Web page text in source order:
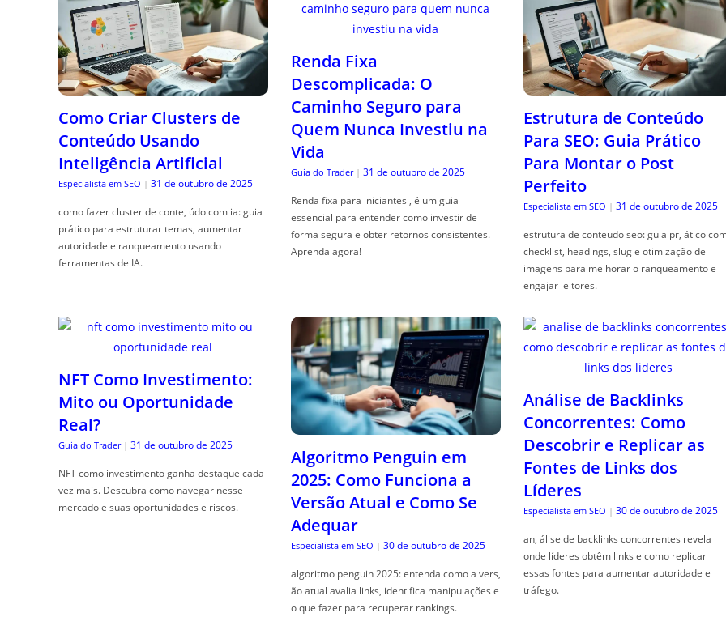
Como Criar Clusters de
Conteúdo Usando
Inteligência Artificial
Especialista em SEO | 31 de outubro de 2025
como fazer cluster de conte, údo com ia: guia
prático para estruturar temas, aumentar
autoridade e ranqueamento usando
ferramentas de IA.
Renda Fixa
Descomplicada: O
Caminho Seguro para
Quem Nunca Investiu na
Vida
Guia do Trader | 31 de outubro de 2025
Renda fixa para iniciantes , é um guia
essencial para entender como investir de
forma segura e obter retornos consistentes.
Aprenda agora!
Estrutura de Conteúdo
Para SEO: Guia Prático
Para Montar o Post
Perfeito
Especialista em SEO | 31 de outubro de 2025
estrutura de conteudo seo: guia pr, ático
checklist, headings, slug e otimização de
imagens para melhorar o ranqueamento e
engajar leitores.
NFT Como Investimento:
Mito ou Oportunidade
Real?
Guia do Trader | 31 de outubro de 2025
NFT como investimento ganha destaque cada
vez mais. Descubra como navegar nesse
mercado e suas oportunidades e riscos.
Algoritmo Penguin em
2025: Como Funciona a
Versão Atual e Como Se
Adequar
Especialista em SEO | 30 de outubro de 2025
algoritmo penguin 2025: entenda como a vers,
ão atual avalia links, identifica manipulações e
o que fazer para recuperar rankings.
Análise de Backlinks
Concorrentes: Como
Descobrir e Replicar as
Fontes de Links dos
Líderes
Especialista em SEO | 30 de outubro de 2025
an, álise de backlinks concorrentes revela
onde líderes obtêm links e como replicar
essas fontes para aumentar autoridade e
tráfego.